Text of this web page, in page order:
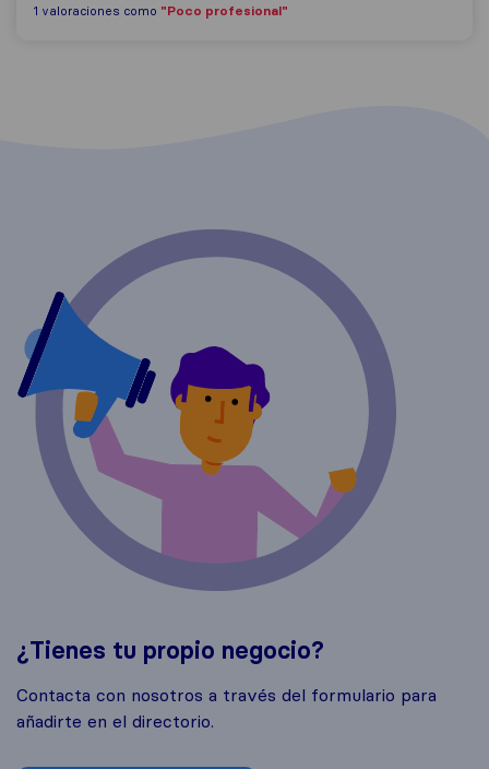
1 valoraciones como "Poco profesional"
¿Tienes tu propio negocio?
Contacta con nosotros a través del formulario para
añadirte en el directorio.